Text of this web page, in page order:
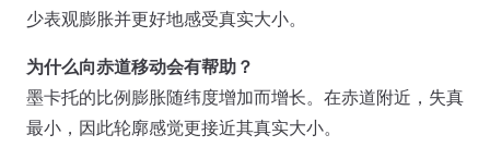
少表观膨胀并更好地感受真实大小。
为什么向赤道移动会有帮助？
墨卡托的比例膨胀随纬度增加而增长。在赤道附近，失真
最小，因此轮廓感觉更接近其真实大小。